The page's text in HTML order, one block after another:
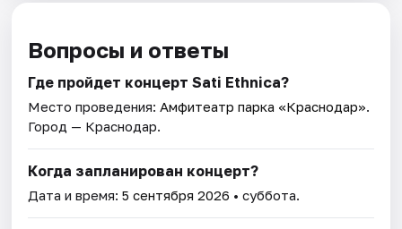
Вопросы и ответы
Где пройдет концерт Sati Ethnica?
Место проведения: Амфитеатр парка «Краснодар»
Город — Краснодар.
Когда запланирован концерт?
Дата и время:5 сентября 2026 • суббота.